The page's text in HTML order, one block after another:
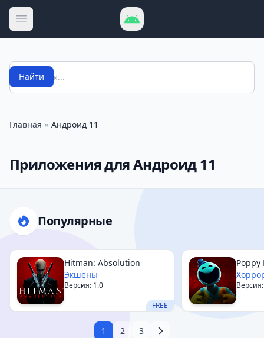
Открыть меню
Поиск
Найти
Главная » Андроид 11
Приложения для Андроид 11
Популярные
Hitman: Absolution
Экшены
Версия: 1.0
FREE
Poppy
1 2 3